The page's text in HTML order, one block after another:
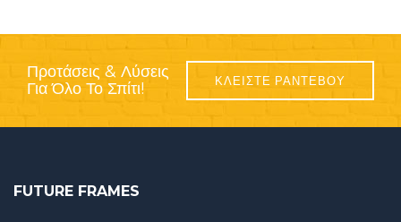
Προτάσεις & Λύσεις
Για Όλο Το Σπίτι!
ΚΛΕΙΣΤΕ ΡΑΝΤΕΒΟΥ
FUTURE FRAMES